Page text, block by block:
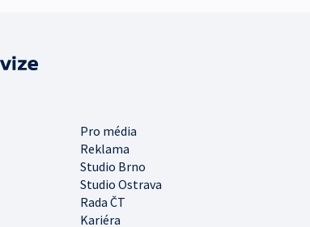
Pro média
Reklama
Studio Brno
Studio Ostrava
Rada ČT
Kariéra